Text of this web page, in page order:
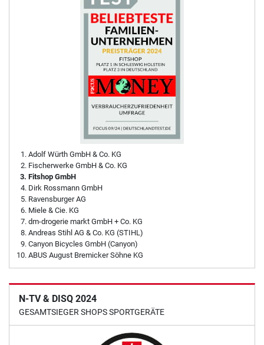
Adolf Würth GmbH & Co. KG
Fischerwerke GmbH & Co. KG
Fitshop GmbH
Dirk Rossmann GmbH
Ravensburger AG
Miele & Cie. KG
dm-drogerie markt GmbH + Co. KG
Andreas Stihl AG & Co. KG (STIHL)
Canyon Bicycles GmbH (Canyon)
ABUS August Bremicker Söhne KG
N-TV & DISQ 2024
GESAMTSIEGER SHOPS SPORTGERÄTE